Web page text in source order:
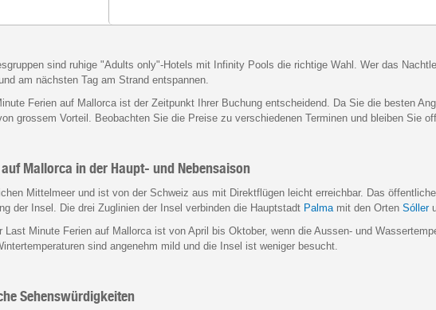
sind ruhige "Adults only"-Hotels mit Infinity Pools die richtige Wahl. Wer das
am nächsten Tag am Strand entspannen.
Ferien auf Mallorca ist der Zeitpunkt Ihrer Buchung entscheidend. Da Sie die besten
grossem Vorteil. Beobachten Sie die Preise zu verschiedenen Terminen und bleiben Sie
Mallorca in der Haupt- und Nebensaison
Mittelmeer und ist von der Schweiz aus mit Direktflügen leicht erreichbar. Das
der Insel. Die drei Zuglinien der Insel verbinden die Hauptstadt Palmamit den Orten Sóller
Last Minute Ferien auf Mallorca ist von April bis Oktober, wenn die Aussen- und
sind angenehm mild und die Insel ist weniger besucht.
Sehenswürdigkeiten